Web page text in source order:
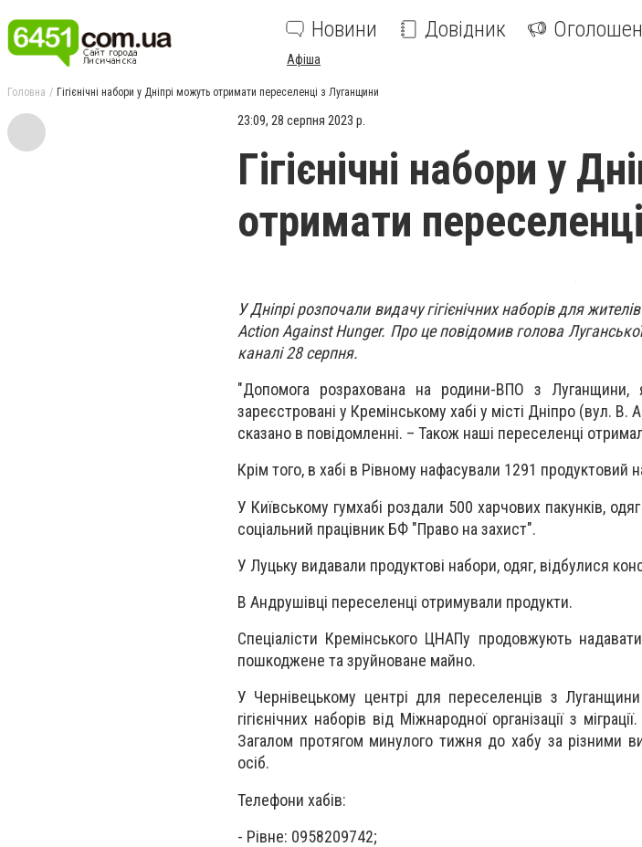
Новини Довідник
Афіша
Головна Гігієнічні набори у Дніпрі можуть отримати переселенці з Луганщини
23:09, 28 серпня 2023 р.
Гігієнічні набори у
отримати
У Дніпрі розпочали видачу гігієнічних наборів для
Action Against Hunger. Про це повідомив голова
каналі 28 серпня.
"Допомога розрахована на родини-ВПО з
зареєстровані у Кремінському хабі у місті Дніпро (вул.
сказано в повідомленні. – Також наші переселенці
Крім того, в хабі в Рівному нафасували 1291 продуктовий
У Київському гумхабі роздали 500 харчових пакунків,
соціальний працівник БФ "Право на захист".
У Луцьку видавали продуктові набори, одяг, відбулися
В Андрушівці переселенці отримували продукти.
Спеціалісти Кремінського ЦНАПу продовжують
пошкоджене та зруйноване майно.
У Чернівецькому центрі для переселенців з
гігієнічних наборів від Міжнародної організації з
Загалом протягом минулого тижня до хабу за різними
осіб.
Телефони хабів:
- Рівне: 0958209742;